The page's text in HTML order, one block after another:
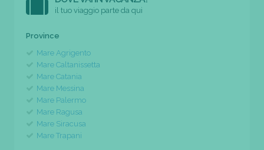
il tuo viaggio parte da qui
Province
Mare Agrigento
Mare Caltanissetta
Mare Catania
Mare Messina
Mare Palermo
Mare Ragusa
Mare Siracusa
Mare Trapani